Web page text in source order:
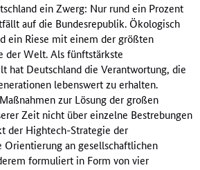
ein Zwerg: Nur rund ein Prozent
auf die Bundesrepublik. Ökologisch
ein Riese mit einem der größten
der Welt. Als fünftstärkste
hat Deutschland die Verantwortung, die
lebenswert zu erhalten.
zur Lösung der großen
Zeit nicht über einzelne Bestrebungen
der Hightech-Strategie der
Orientierung an gesellschaftlichen
formuliert in Form von vier